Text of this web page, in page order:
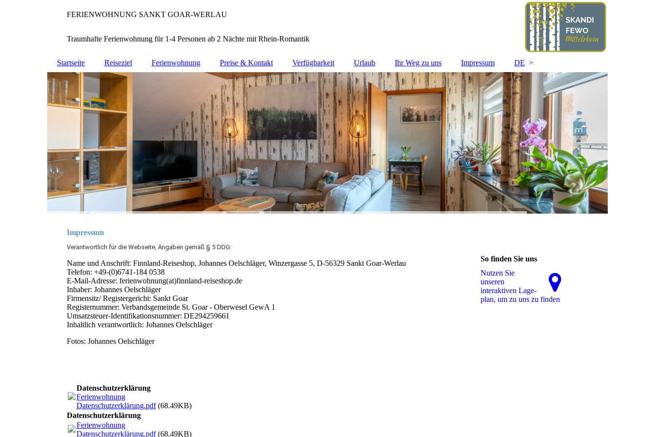
FERIENWOHNUNG SANKT GOAR-WERLAU
Traumhafte Ferienwohnung für 1-4 Personen ab 2 Nächte mit Rhein-Romantik
Startseite Reiseziel Ferienwohnung Preise & Kontakt Verfügbarkeit Urlaub Ihr Weg zu uns Impressum DE
Impressum
Verantwortlich für die Webseite, Angaben gemäß § 5 DDG:
Name und Anschrift: Finnland-Reiseshop, Johannes Oelschläger, Winzergasse 5, D-56329 Sankt Goar-Werlau
Telefon: +49-(0)6741-184 0538
E-Mail-Adresse: ferienwohnung(at)finnland-reiseshop.de
Inhaber: Johannes Oelschläger
Firmensitz/ Registergericht: Sankt Goar
Registernummer: Verbandsgemeinde St. Goar - Oberwesel GewA 1
Umsatzsteuer-Identifikationsnummer: DE294259661
Inhaltlich verantwortlich: Johannes Oelschläger
Fotos: Johannes Oelschläger
Datenschutzerklärung
Ferienwohnung
Datenschutzerklärung.pdf(68.49KB)
Datenschutzerklärung
Ferienwohnung
Datenschutzerklärung.pdf(68.49KB)
So finden Sie uns
Nutzen Sie
unseren
interaktiven La­ge­
plan, um zu uns zu finden